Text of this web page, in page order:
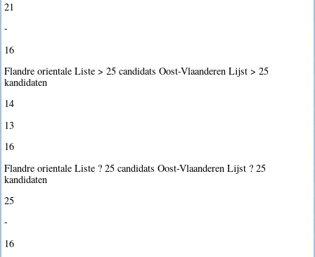
21
-
16
Flandre orientale Liste > 25 candidats Oost-Vlaanderen Lijst > 25
kandidaten
14
13
16
Flandre orientale Liste ? 25 candidats Oost-Vlaanderen Lijst ? 25
kandidaten
25
-
16